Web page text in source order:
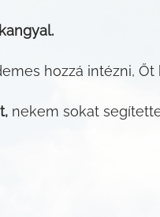
hozzá intézni,
nekem sokat